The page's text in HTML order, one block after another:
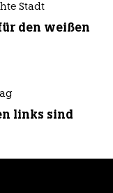
Stadt
den weißen
links sind